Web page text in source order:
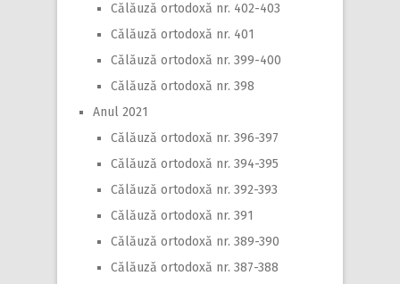
Călăuză ortodoxă nr. 402-403
Călăuză ortodoxă nr. 401
Călăuză ortodoxă nr. 399-400
Călăuză ortodoxă nr. 398
Anul 2021
Călăuză ortodoxă nr. 396-397
Călăuză ortodoxă nr. 394-395
Călăuză ortodoxă nr. 392-393
Călăuză ortodoxă nr. 391
Călăuză ortodoxă nr. 389-390
Călăuză ortodoxă nr. 387-388